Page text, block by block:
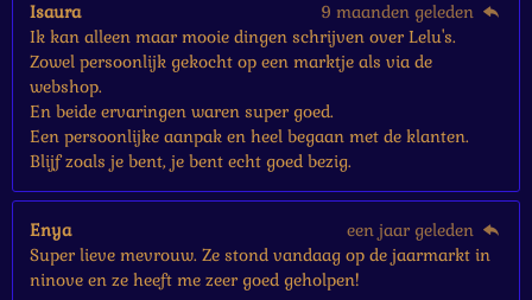
Isaura
9 maanden geleden
Ik kan alleen maar mooie dingen schrijven over Lelu's.
Zowel persoonlijk gekocht op een marktje als via de
webshop.
En beide ervaringen waren super goed.
Een persoonlijke aanpak en heel begaan met de klanten.
Blijf zoals je bent, je bent echt goed bezig.
Enya
een jaar geleden
Super lieve mevrouw. Ze stond vandaag op de jaarmarkt in
ninove en ze heeft me zeer goed geholpen!